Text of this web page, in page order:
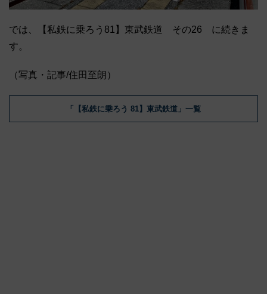
では、【私鉄に乗ろう81】東武鉄道 その26 に続きま
す。
（写真・記事/住田至朗）
「【私鉄に乗ろう 81】東武鉄道」一覧